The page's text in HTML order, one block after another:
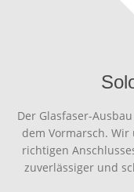
Der Glasfaser-
dem Vormarsch.
richtigen
zuverlässiger und